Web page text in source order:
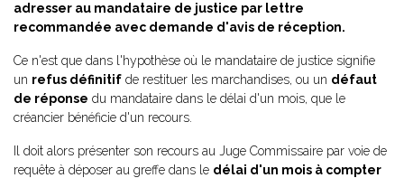
adresser au mandataire de justice par lettre
recommandée avec demande d'avis de réception.
Ce n'est que dans l'hypothèse où le mandataire de justice signifie
un refus définitif de restituer les marchandises, ou un défaut
de réponse du mandataire dans le délai d'un mois, que le
créancier bénéficie d'un recours.
Il doit alors présenter son recours au Juge Commissaire par voie de
requête à déposer au greffe dans le délai d'un mois à compter